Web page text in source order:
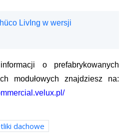
LivIng w wersji
o prefabrykowanych
modułowych znajdziesz na:
dachowe